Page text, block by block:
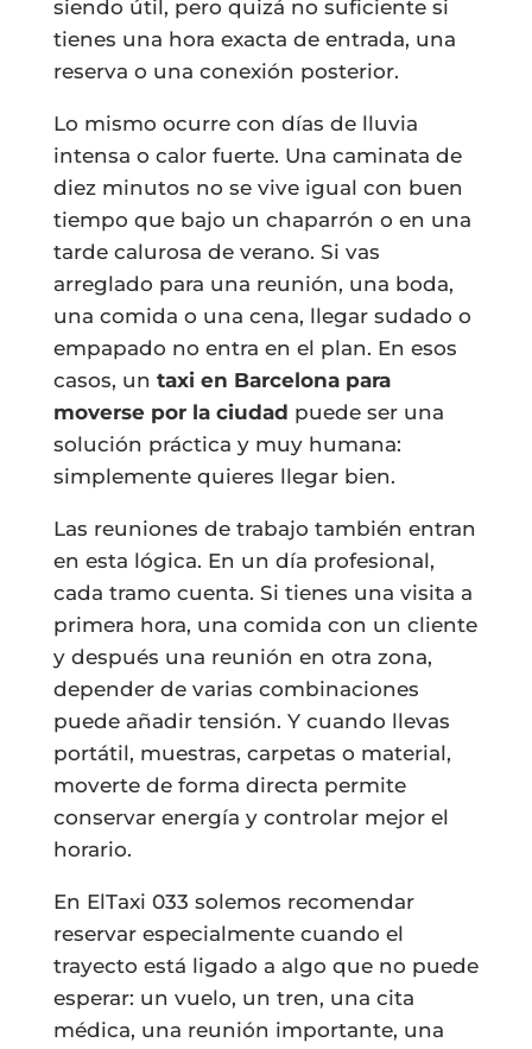
siendo útil, pero quizá no suficiente si
tienes una hora exacta de entrada, una
reserva o una conexión posterior.
Lo mismo ocurre con días de lluvia
intensa o calor fuerte. Una caminata de
diez minutos no se vive igual con buen
tiempo que bajo un chaparrón o en una
tarde calurosa de verano. Si vas
arreglado para una reunión, una boda,
una comida o una cena, llegar sudado o
empapado no entra en el plan. En esos
casos, un taxi en Barcelona para
moverse por la ciudad puede ser una
solución práctica y muy humana:
simplemente quieres llegar bien.
Las reuniones de trabajo también entran
en esta lógica. En un día profesional,
cada tramo cuenta. Si tienes una visita a
primera hora, una comida con un cliente
y después una reunión en otra zona,
depender de varias combinaciones
puede añadir tensión. Y cuando llevas
portátil, muestras, carpetas o material,
moverte de forma directa permite
conservar energía y controlar mejor el
horario.
En ElTaxi 033 solemos recomendar
reservar especialmente cuando el
trayecto está ligado a algo que no puede
esperar: un vuelo, un tren, una cita
médica, una reunión importante, una